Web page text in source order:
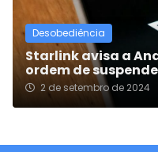
Desobediência
Starlink avisa a
ordem de
2 de setembro de 2024